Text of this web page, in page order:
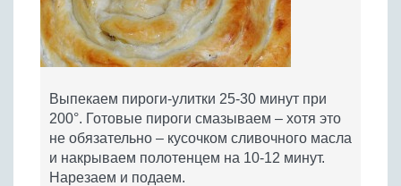
Выпекаем пироги-улитки 25-30 минут при
200°. Готовые пироги смазываем – хотя это
не обязательно – кусочком сливочного масла
и накрываем полотенцем на 10-12 минут.
Нарезаем и подаем.